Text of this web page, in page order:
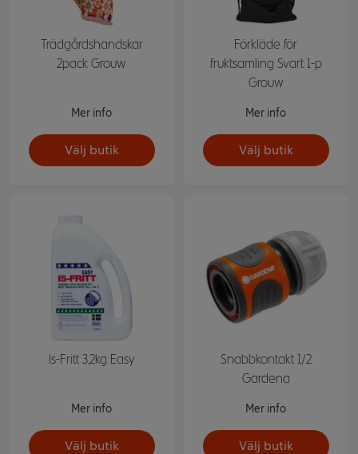
Trädgårdshandskar
2pack Grouw
Mer info
Välj butik
Förkläde för
fruktsamling Svart 1-p
Grouw
Mer info
Välj butik
Is-Fritt 3,2kg Easy
Mer info
Välj butik
Snabbkontakt 1/2
Gardena
Mer info
Välj butik